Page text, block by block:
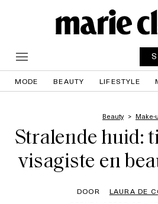
MODE BEAUTY LIFESTYLE
Beauty Make-
Stralende huid:
visagiste en
DOOR
LAURA DE